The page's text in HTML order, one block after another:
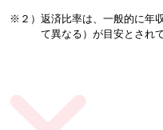
※２）返済比率は、一般的に年
て異なる）が目安とされ